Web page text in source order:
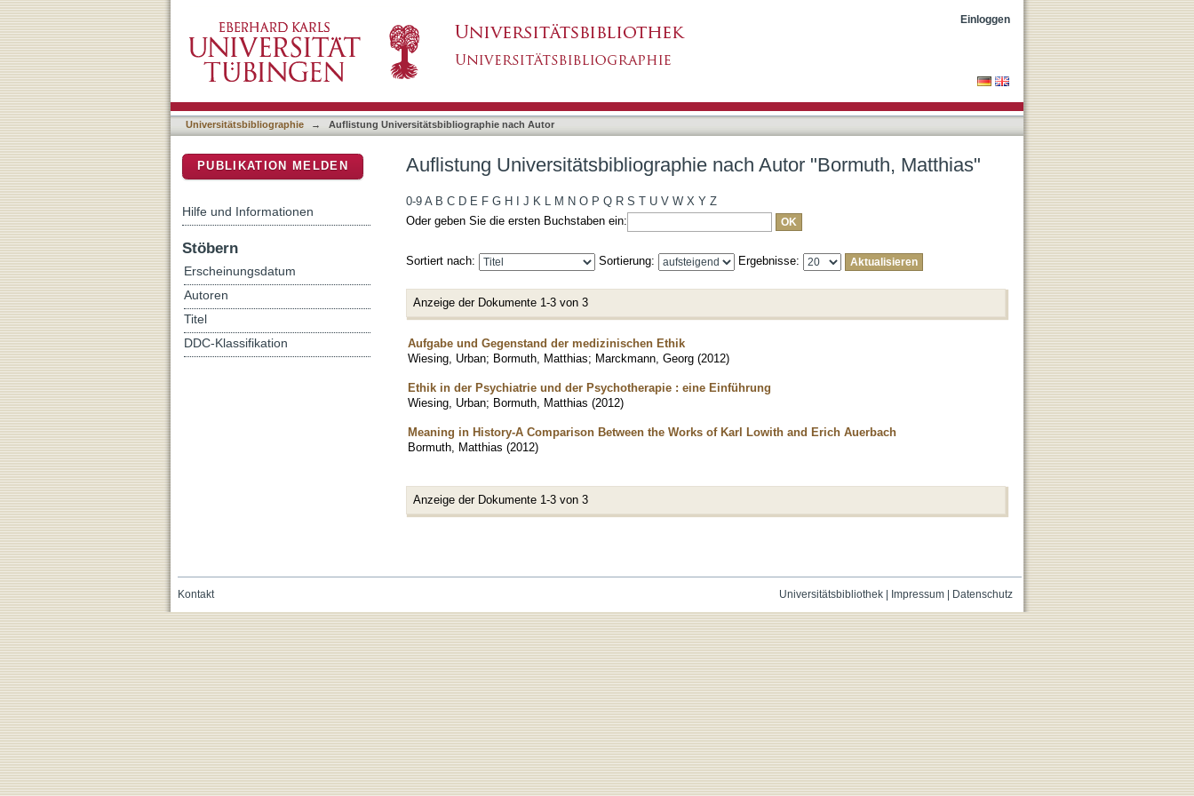
Einloggen
Universitätsbibliographie → Auflistung Universitätsbibliographie nach Autor
Auflistung Universitätsbibliographie nach Autor "Bormuth, Matthias"
0-9 A B C D E F G H J K L M N O P Q R S T U V W X Y Z
Oder geben Sie die ersten Buchstaben ein:
Sortiert nach: Sortierung: Ergebnisse:
Anzeige der Dokumente 1-3 von 3
Aufgabe und Gegenstand der medizinischen Ethik
Wiesing, Urban; Bormuth, Matthias; Marckmann, Georg (2012)
Ethik in der Psychiatrie und der Psychotherapie : eine Einführung
Wiesing, Urban; Bormuth, Matthias (2012)
Meaning in History-A Comparison Between the Works of Karl Lowith and Erich Auerbach
Bormuth, Matthias (2012)
Anzeige der Dokumente 1-3 von 3
PUBLIKATION MELDEN
Hilfe und Informationen
Stöbern
Erscheinungsdatum
Autoren
Titel
DDC-Klassifikation
Universitätsbibliothek| Impressum| Datenschutz
Kontakt